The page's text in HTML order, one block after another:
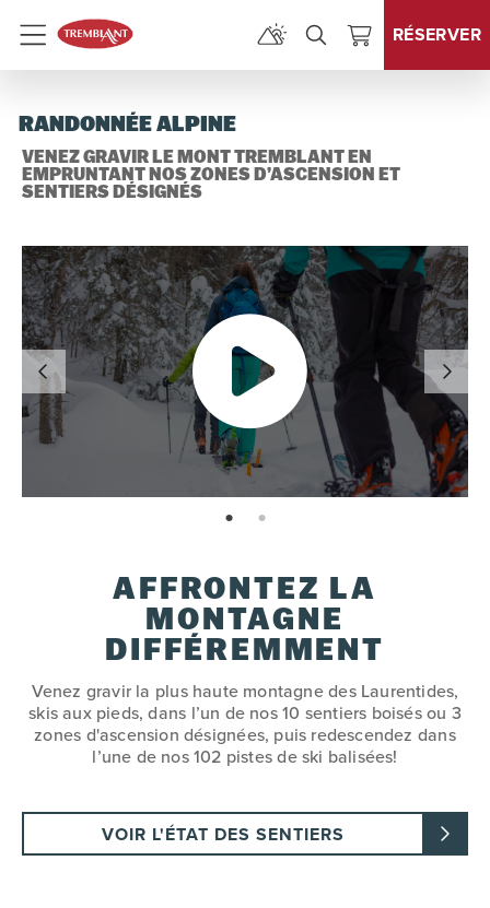
Menu RÉSERVER
RANDONNÉE ALPINE
VENEZ GRAVIR LE MONT TREMBLANT EN
EMPRUNTANT NOS ZONES D’ASCENSION ET
SENTIERS DÉSIGNÉS
page: 1 page: 2
AFFRONTEZ LA
MONTAGNE
DIFFÉREMMENT
Venez gravir la plus haute montagne des Laurentides,
skis aux pieds, dans l’un de nos 10 sentiers boisés ou 3
zones d'ascension désignées, puis redescendez dans
l’une de nos 102 pistes de ski balisées!
VOIR L'ÉTAT DES SENTIERS